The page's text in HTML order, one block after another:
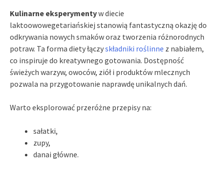
Kulinarne eksperymentyw diecie
laktoowowegetariańskiej stanowią fantastyczną okazję do
odkrywania nowych smaków oraz tworzenia różnorodnych
potraw. Ta forma diety łączyskładniki roślinne z nabiałem,
co inspiruje do kreatywnego gotowania. Dostępność
świeżych warzyw, owoców, ziół i produktów mlecznych
pozwala na przygotowanie naprawdę unikalnych dań.
Warto eksplorować przeróżne przepisy na:
sałatki,
zupy,
danai główne.